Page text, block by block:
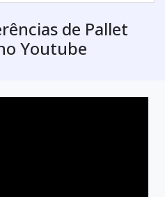
de Pallet
Youtube